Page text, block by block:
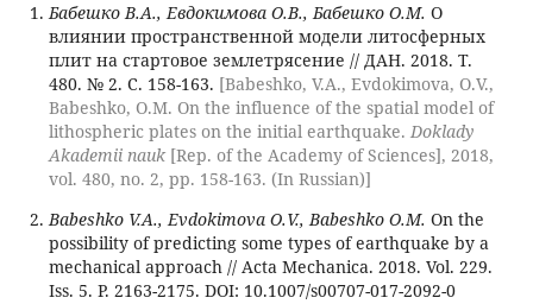
Бабешко В.А., Евдокимова О.В., Бабешко О.М. О
влиянии пространственной модели литосферных
плит на стартовое землетрясение // ДАН. 2018. Т.
480. № 2. С. 158-163. [Babeshko, V.A., Evdokimova, O.V.,
Babeshko, O.M. On the influence of the spatial model of
lithospheric plates on the initial earthquake. Doklady
Akademii nauk[Rep. of the Academy of Sciences], 2018,
vol. 480, no. 2, pp. 158-163. (In Russian)]
Babeshko V.A., Evdokimova O.V., Babeshko O.M. On the
possibility of predicting some types of earthquake by a
mechanical approach // Acta Mechanica. 2018. Vol. 229.
Iss. 5. P. 2163-2175. DOI: 10.1007/s00707-017-2092-0